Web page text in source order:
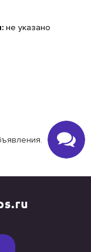
не указано